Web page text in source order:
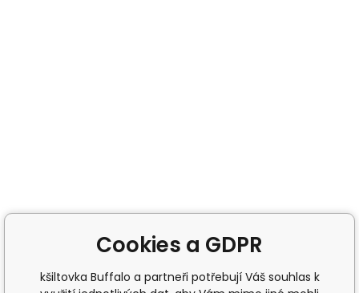
Cookies a GDPR
kšiltovka Buffalo a partneři potřebují Váš souhlas k